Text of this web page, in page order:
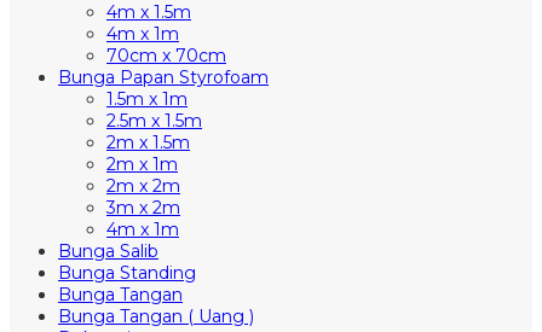
4m x 1.5m
4m x 1m
70cm x 70cm
Bunga Papan Styrofoam
1.5m x 1m
2.5m x 1.5m
2m x 1.5m
2m x 1m
2m x 2m
3m x 2m
4m x 1m
Bunga Salib
Bunga Standing
Bunga Tangan
Bunga Tangan ( Uang )